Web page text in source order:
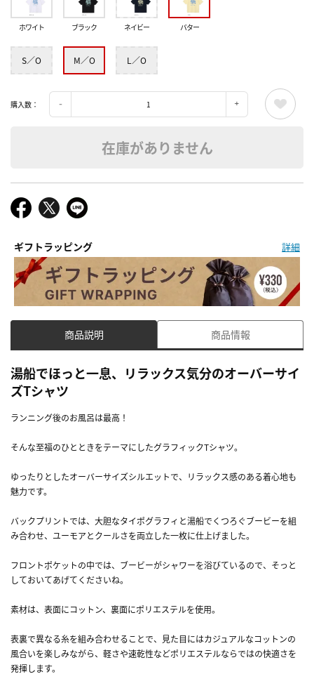
ホワイト ブラック ネイビー バター
S／O M／O L／O
購入数：
在庫がありません
ギフトラッピング 詳細
商品説明 商品情報
湯船でほっと一息、リラックス気分のオーバーサイ
ズTシャツ
ランニング後のお風呂は最高！
そんな至福のひとときをテーマにしたグラフィックTシャツ。
ゆったりとしたオーバーサイズシルエットで、リラックス感のある着心地も
魅力です。
バックプリントでは、大胆なタイポグラフィと湯船でくつろぐブービーを組
み合わせ、ユーモアとクールさを両立した一枚に仕上げました。
フロントポケットの中では、ブービーがシャワーを浴びているので、そっと
しておいてあげてくださいね。
素材は、表面にコットン、裏面にポリエステルを使用。
表裏で異なる糸を組み合わせることで、見た目にはカジュアルなコットンの
風合いを楽しみながら、軽さや速乾性などポリエステルならではの快適さを
発揮します。